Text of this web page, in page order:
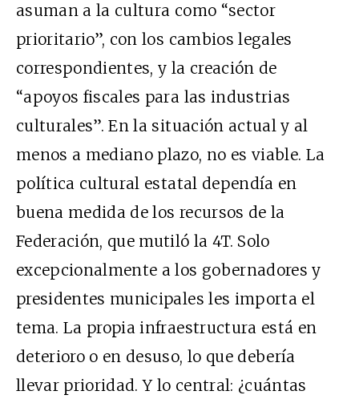
asuman a la cultura como “sector
prioritario”, con los cambios legales
correspondientes, y la creación de
“apoyos fiscales para las industrias
culturales”. En la situación actual y al
menos a mediano plazo, no es viable. La
política cultural estatal dependía en
buena medida de los recursos de la
Federación, que mutiló la 4T. Solo
excepcionalmente a los gobernadores y
presidentes municipales les importa el
tema. La propia infraestructura está en
deterioro o en desuso, lo que debería
llevar prioridad. Y lo central: ¿cuántas